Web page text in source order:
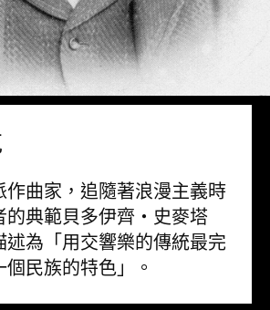
作曲家，追隨著浪漫主義時
的典範貝多伊齊・史麥塔
述為「用交響樂的傳統最完
民族的特色」。